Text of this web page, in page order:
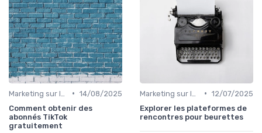
• 14/08/2025
Comment obtenir des
abonnés TikTok
gratuitement
• 12/07/2025
Explorer les plateformes de
rencontres pour beurettes